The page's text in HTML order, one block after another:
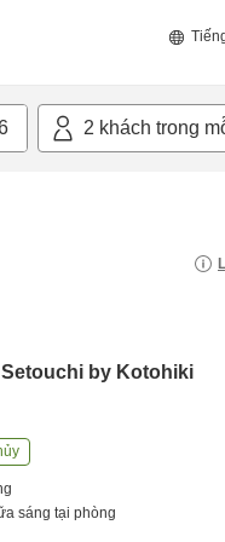
2 khách trong
Setouchi by Kotohiki
sáng tại phòng